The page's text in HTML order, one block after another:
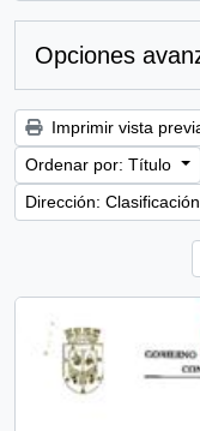
Opciones
Imprimir vista
Ordenar por: Título
Dirección: